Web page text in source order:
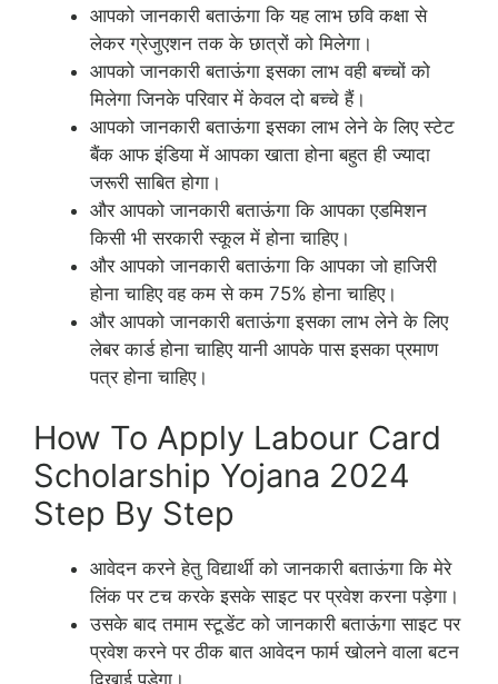
आपको जानकारी बताऊंगा कि यह लाभ छवि कक्षा से
लेकर ग्रेजुएशन तक के छात्रों को मिलेगा।
आपको जानकारी बताऊंगा इसका लाभ वही बच्चों को
मिलेगा जिनके परिवार में केवल दो बच्चे हैं।
आपको जानकारी बताऊंगा इसका लाभ लेने के लिए स्टेट
बैंक आफ इंडिया में आपका खाता होना बहुत ही ज्यादा
जरूरी साबित होगा।
और आपको जानकारी बताऊंगा कि आपका एडमिशन
किसी भी सरकारी स्कूल में होना चाहिए।
और आपको जानकारी बताऊंगा कि आपका जो हाजिरी
होना चाहिए वह कम से कम 75% होना चाहिए।
और आपको जानकारी बताऊंगा इसका लाभ लेने के लिए
लेबर कार्ड होना चाहिए यानी आपके पास इसका प्रमाण
पत्र होना चाहिए।
How To Apply Labour Card
Scholarship Yojana 2024
Step By Step
आवेदन करने हेतु विद्यार्थी को जानकारी बताऊंगा कि मेरे
लिंक पर टच करके इसके साइट पर प्रवेश करना पड़ेगा।
उसके बाद तमाम स्टूडेंट को जानकारी बताऊंगा साइट पर
प्रवेश करने पर ठीक बात आवेदन फार्म खोलने वाला बटन